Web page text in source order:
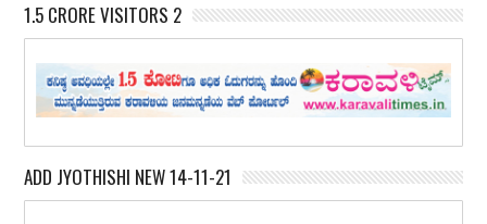
1.5 CRORE VISITORS 2
ADD JYOTHISHI NEW 14-11-21